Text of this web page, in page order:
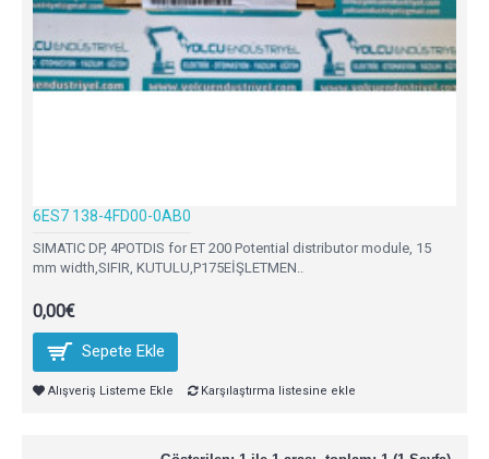
6ES7 138-4FD00-0AB0
SIMATIC DP, 4POTDIS for ET 200 Potential distributor module, 15
mm width,SIFIR, KUTULU,P175EİŞLETMEN..
0,00€
Sepete Ekle
Alışveriş Listeme Ekle Karşılaştırma listesine ekle